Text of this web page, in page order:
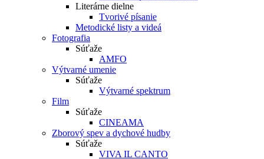
Literárne dielne
Tvorivé písanie
Metodické listy a videá
Fotografia
Súťaže
AMFO
Výtvarné umenie
Súťaže
Výtvarné spektrum
Film
Súťaže
CINEAMA
Zborový spev a dychové hudby
Súťaže
VIVA IL CANTO